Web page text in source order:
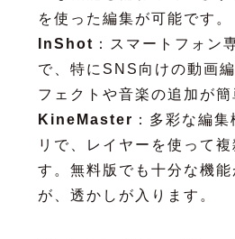
を使った編集が可能です。
InShot ：スマートフォン
で、特にSNS向けの動画
フェクトや音楽の追加が簡
KineMaster ：多彩な編
リで、レイヤーを使って
す。無料版でも十分な機
が、透かしが入ります。